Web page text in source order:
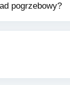
pogrzebowy?